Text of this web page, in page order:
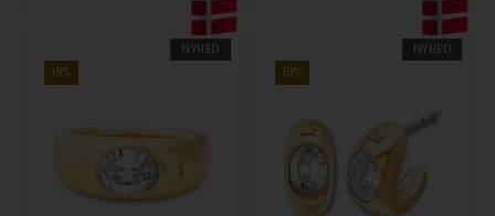
NYHED
19%
NYHED
19%